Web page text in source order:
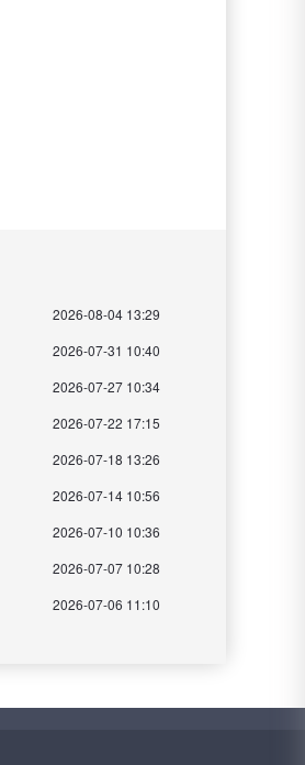
2026-08-04 13:29
2026-07-31 10:40
2026-07-27 10:34
2026-07-22 17:15
2026-07-18 13:26
2026-07-14 10:56
2026-07-10 10:36
2026-07-07 10:28
2026-07-06 11:10